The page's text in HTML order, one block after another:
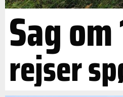
Sag
rejser